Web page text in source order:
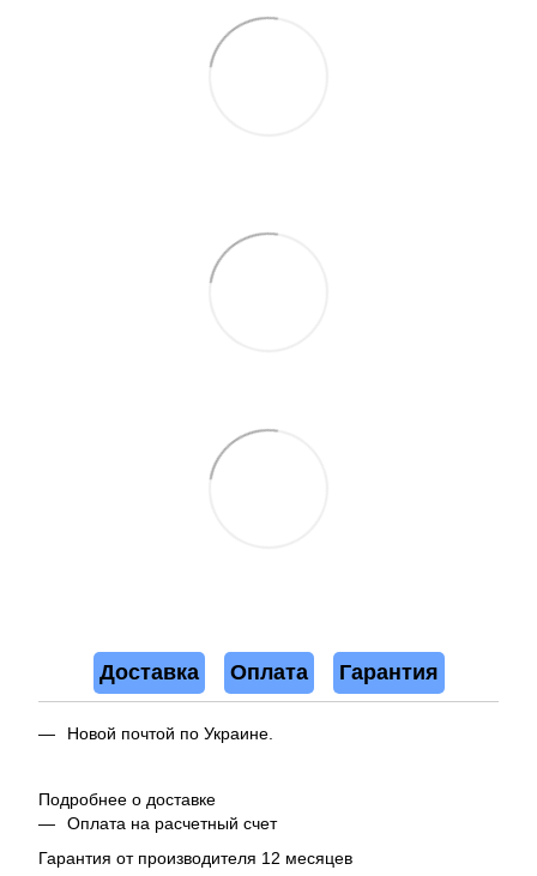
Доставка Оплата Гарантия
Новой почтой по Украине.
Подробнее о доставке
Оплата на расчетный счет
Гарантия от производителя 12 месяцев